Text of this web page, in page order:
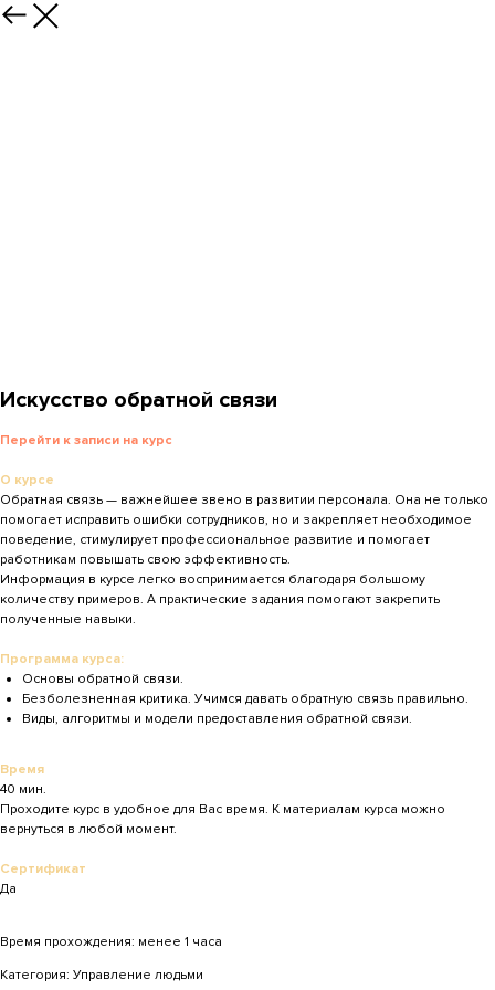
Искусство обратной связи
Перейти к записи на курс
О курсе
Обратная связь — важнейшее звено в развитии персонала. Она не только
помогает исправить ошибки сотрудников, но и закрепляет необходимое
поведение, стимулирует профессиональное развитие и помогает
работникам повышать свою эффективность.
Информация в курсе легко воспринимается благодаря большому
количеству примеров. А практические задания помогают закрепить
полученные навыки.
Программа курса:
Основы обратной связи.
Безболезненная критика. Учимся давать обратную связь правильно.
Виды, алгоритмы и модели предоставления обратной связи.
Время
40 мин.
Проходите курс в удобное для Вас время. К материалам курса можно
вернуться в любой момент.
Сертификат
Да
Время прохождения: менее 1 часа
Категория: Управление людьми